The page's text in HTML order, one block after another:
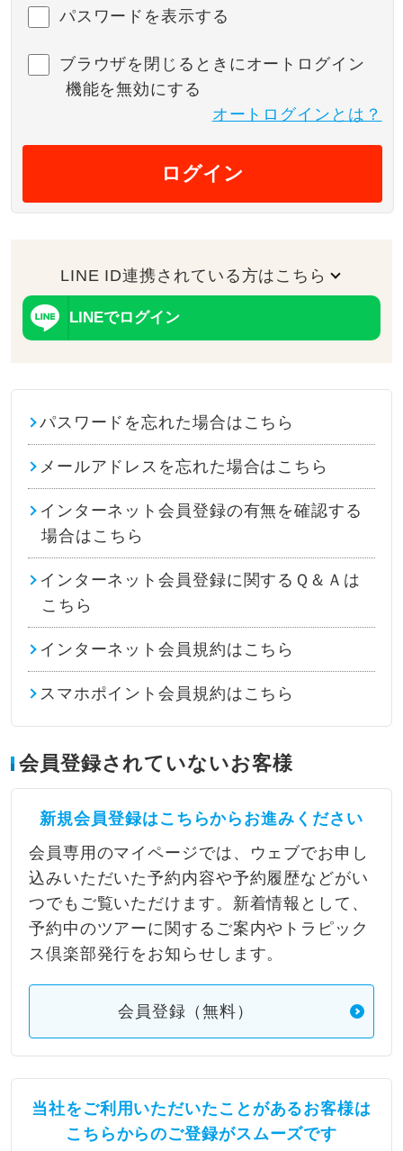
パスワードを表示する
ブラウザを閉じるときにオートログイン
機能を無効にする
オートログインとは？
ログイン
LINE ID連携されている方はこちら
LINEでログイン
パスワードを忘れた場合はこちら
メールアドレスを忘れた場合はこちら
インターネット会員登録の有無を確認する
場合はこちら
インターネット会員登録に関するＱ＆Ａは
こちら
インターネット会員規約はこちら
スマホポイント会員規約はこちら
会員登録されていないお客様
新規会員登録はこちらからお進みください
会員専用のマイページでは、ウェブでお申し
込みいただいた予約内容や予約履歴などがい
つでもご覧いただけます。新着情報として、
予約中のツアーに関するご案内やトラピック
ス倶楽部発行をお知らせします。
会員登録（無料）
当社をご利用いただいたことがあるお客様は
こちらからのご登録がスムーズです